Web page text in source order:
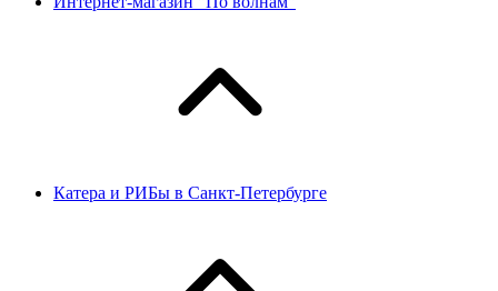
Катера и РИБы в Санкт-Петербурге